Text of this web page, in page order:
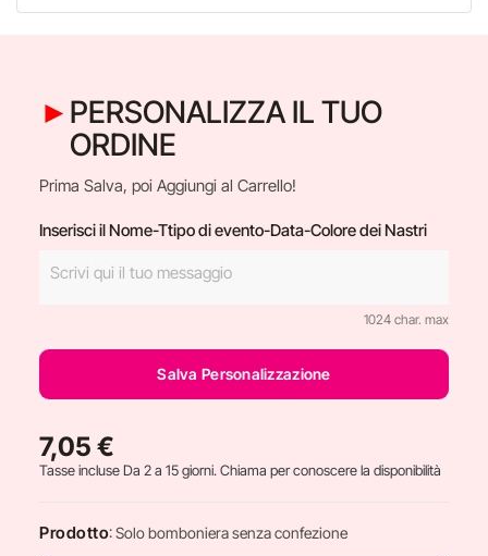
PERSONALIZZA IL TUO
ORDINE
Prima Salva, poi Aggiungi al Carrello!
Inserisci il Nome-Ttipo di evento-Data-Colore dei Nastri
1024 char. max
Salva Personalizzazione
7,05 €
Tasse incluseDa 2 a 15 giorni. Chiama per conoscere la disponibilità
Prodotto: Solo bomboniera senza confezione